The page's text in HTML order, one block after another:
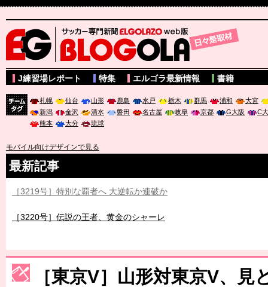
サッカー専門新聞ELGOLAZO web版 BLOGOLA
J練習場レポート 特集 エルゴラ最新情報 書籍
札幌 仙台 山形 鹿島 水戸 栃木 群馬 浦和
大宮
新潟
金沢 清水 磐田 名古屋 岐阜 京都 G大阪
C
熊本
大分 琉球
モバイル向けデザインで見る
最新記事
［3219号］特別な覇者へ 大逆転か連破か
［3220号］伝説の王者、黄金のシャーレ
［3230号］世界一への夢は終わらない
［3223号］一丸。日本出陣
［東京V］山形対東京V、見